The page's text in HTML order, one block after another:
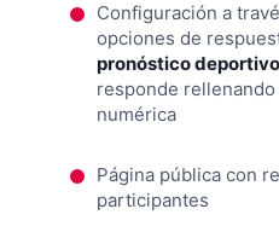
Configuración a
opciones de
pronóstico deportivo
responde
numérica
Página pública con
participantes